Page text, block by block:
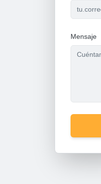
Mensaje